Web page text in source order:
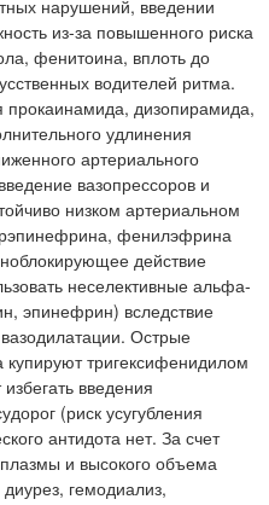
нарушений, введении
из-за повышенного риска
фенитоина, вплоть до
водителей ритма.
прокаинамида, дизопирамида,
удлинения
артериального
вазопрессоров и
низком артериальном
фенилэфрина
действие
неселективные альфа-
эпинефрин) вследствие
Острые
купируют тригексифенидилом
введения
(риск усугубления
антидота нет. За счет
и высокого объема
гемодиализ,